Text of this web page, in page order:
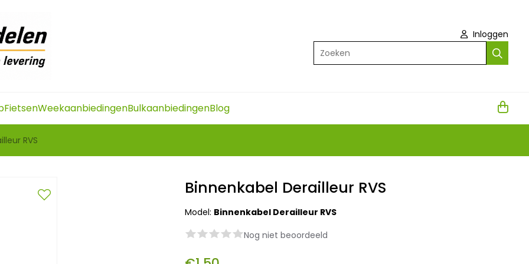
Inloggen
Zoeken
FietsenWeekaanbiedingenBulkaanbiedingenBlog
RVS
Binnenkabel Derailleur RVS
Model: Binnenkabel Derailleur RVS
Nog niet beoordeeld